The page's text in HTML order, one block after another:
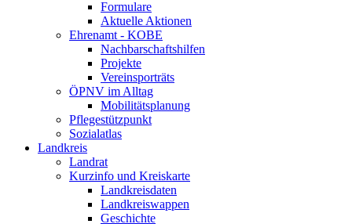
Formulare
Aktuelle Aktionen
Ehrenamt - KOBE
Nachbarschaftshilfen
Projekte
Vereinsporträts
ÖPNV im Alltag
Mobilitätsplanung
Pflegestützpunkt
Sozialatlas
Landkreis
Landrat
Kurzinfo und Kreiskarte
Landkreisdaten
Landkreiswappen
Geschichte